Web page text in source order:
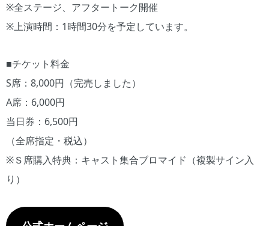
※全ステージ、アフタートーク開催
※上演時間：1時間30分を予定しています。
■チケット料金
S席：8,000円（完売しました）
A席：6,000円
当日券：6,500円
（全席指定・税込）
※Ｓ席購入特典：キャスト集合ブロマイド（複製サイン入
り）